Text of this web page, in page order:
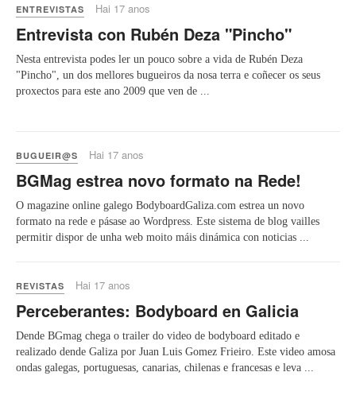
ENTREVISTAS Hai 17 anos
Entrevista con Rubén Deza "Pincho"
Nesta entrevista podes ler un pouco sobre a vida de Rubén Deza
"Pincho", un dos mellores bugueiros da nosa terra e coñecer os seus
proxectos para este ano 2009 que ven de ...
BUGUEIR@S Hai 17 anos
BGMag estrea novo formato na Rede!
O magazine online galego BodyboardGaliza.com estrea un novo
formato na rede e pásase ao Wordpress. Este sistema de blog vailles
permitir dispor de unha web moito máis dinámica con noticias ...
REVISTAS Hai 17 anos
Perceberantes: Bodyboard en Galicia
Dende BGmag chega o trailer do video de bodyboard editado e
realizado dende Galiza por Juan Luis Gomez Frieiro. Este video amosa
ondas galegas, portuguesas, canarias, chilenas e francesas e leva ...